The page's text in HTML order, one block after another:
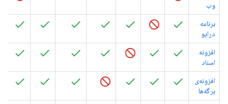
وب
برنامه
درایو
افزونه
اسناد
افزونه‌ی
برگه‌ها